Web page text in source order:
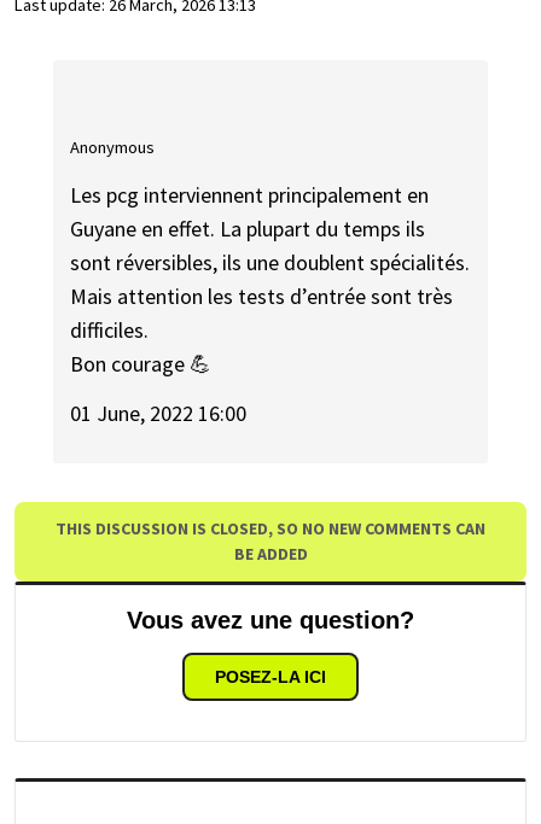
Last update: 26 March, 2026 13:13
Anonymous
Les pcg interviennent principalement en
Guyane en effet. La plupart du temps ils
sont réversibles, ils une doublent spécialités.
Mais attention les tests d’entrée sont très
difficiles.
Bon courage 💪
01 June, 2022 16:00
THIS DISCUSSION IS CLOSED, SO NO NEW COMMENTS CAN
BE ADDED
Vous avez une question?
POSEZ-LA ICI